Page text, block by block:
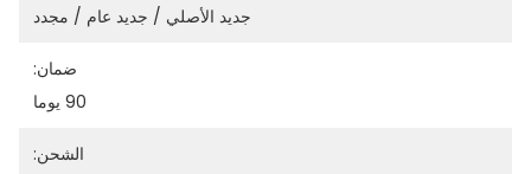
جديد الأصلي / جديد عام / مجدد
ضمان:
90 يوما
الشحن: